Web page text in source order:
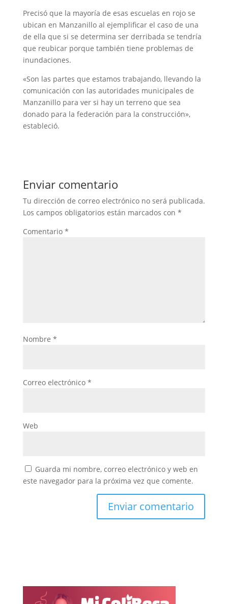
Precisó que la mayoría de esas escuelas en rojo se
ubican en Manzanillo al ejemplificar el caso de una
de ella que si se determina ser derribada se tendría
que reubicar porque también tiene problemas de
inundaciones.
«Son las partes que estamos trabajando, llevando la
comunicación con las autoridades municipales de
Manzanillo para ver si hay un terreno que sea
donado para la federación para la construcción»,
estableció.
Enviar comentario
Tu dirección de correo electrónico no será publicada.
Los campos obligatorios están marcados con *
Comentario *
Nombre *
Correo electrónico *
Web
Guarda mi nombre, correo electrónico y web en
este navegador para la próxima vez que comente.